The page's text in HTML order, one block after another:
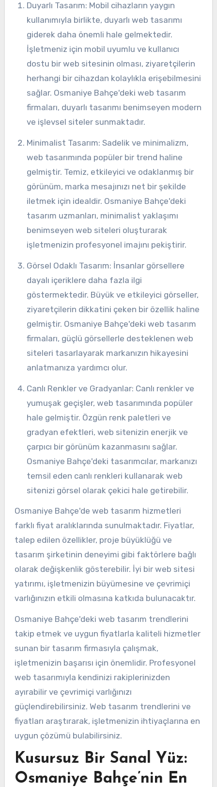
Duyarlı Tasarım: Mobil cihazların yaygın
kullanımıyla birlikte, duyarlı web tasarımı
giderek daha önemli hale gelmektedir.
İşletmeniz için mobil uyumlu ve kullanıcı
dostu bir web sitesinin olması, ziyaretçilerin
herhangi bir cihazdan kolaylıkla erişebilmesini
sağlar. Osmaniye Bahçe'deki web tasarım
firmaları, duyarlı tasarımı benimseyen modern
ve işlevsel siteler sunmaktadır.
Minimalist Tasarım: Sadelik ve minimalizm,
web tasarımında popüler bir trend haline
gelmiştir. Temiz, etkileyici ve odaklanmış bir
görünüm, marka mesajınızı net bir şekilde
iletmek için idealdir. Osmaniye Bahçe'deki
tasarım uzmanları, minimalist yaklaşımı
benimseyen web siteleri oluşturarak
işletmenizin profesyonel imajını pekiştirir.
Görsel Odaklı Tasarım: İnsanlar görsellere
dayalı içeriklere daha fazla ilgi
göstermektedir. Büyük ve etkileyici görseller,
ziyaretçilerin dikkatini çeken bir özellik haline
gelmiştir. Osmaniye Bahçe'deki web tasarım
firmaları, güçlü görsellerle desteklenen web
siteleri tasarlayarak markanızın hikayesini
anlatmanıza yardımcı olur.
Canlı Renkler ve Gradyanlar: Canlı renkler ve
yumuşak geçişler, web tasarımında popüler
hale gelmiştir. Özgün renk paletleri ve
gradyan efektleri, web sitenizin enerjik ve
çarpıcı bir görünüm kazanmasını sağlar.
Osmaniye Bahçe'deki tasarımcılar, markanızı
temsil eden canlı renkleri kullanarak web
sitenizi görsel olarak çekici hale getirebilir.
Osmaniye Bahçe'de web tasarım hizmetleri
farklı fiyat aralıklarında sunulmaktadır. Fiyatlar,
talep edilen özellikler, proje büyüklüğü ve
tasarım şirketinin deneyimi gibi faktörlere bağlı
olarak değişkenlik gösterebilir. İyi bir web sitesi
yatırımı, işletmenizin büyümesine ve çevrimiçi
varlığınızın etkili olmasına katkıda bulunacaktır.
Osmaniye Bahçe'deki web tasarım trendlerini
takip etmek ve uygun fiyatlarla kaliteli hizmetler
sunan bir tasarım firmasıyla çalışmak,
işletmenizin başarısı için önemlidir. Profesyonel
web tasarımıyla kendinizi rakiplerinizden
ayırabilir ve çevrimiçi varlığınızı
güçlendirebilirsiniz. Web tasarım trendlerini ve
fiyatları araştırarak, işletmenizin ihtiyaçlarına en
uygun çözümü bulabilirsiniz.
Kusursuz Bir Sanal Yüz:
Osmaniye Bahçe’nin En